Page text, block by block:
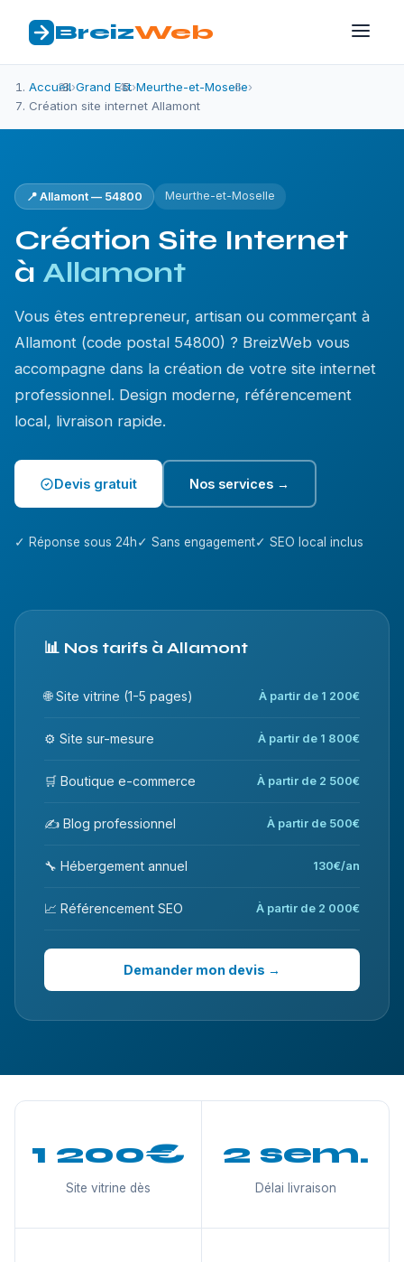
BreizWeb
Accueil›Grand Est›Meurthe-et-Moselle›
Création site internet Allamont
📍 Allamont — 54800 Meurthe-et-Moselle
Création Site Internet
à Allamont
Vous êtes entrepreneur, artisan ou commerçant à
Allamont (code postal 54800) ? BreizWeb vous
accompagne dans la création de votre site internet
professionnel. Design moderne, référencement
local, livraison rapide.
Devis gratuit Nos services →
✓ Réponse sous 24h✓ Sans engagement✓ SEO local inclus
📊 Nos tarifs à Allamont
🌐 Site vitrine (1-5 pages) À partir de 1 200€
⚙️ Site sur-mesure À partir de 1 800€
🛒 Boutique e-commerce À partir de 2 500€
✍️ Blog professionnel À partir de 500€
🔧 Hébergement annuel 130€/an
📈 Référencement SEO À partir de 2 000€
Demander mon devis →
1 200€
Site vitrine dès
2 sem.
Délai livraison